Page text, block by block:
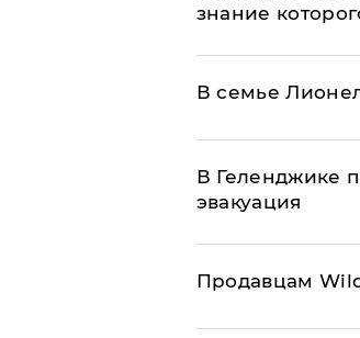
знание
В семье
В Геленджике
эвакуация
Продавцам